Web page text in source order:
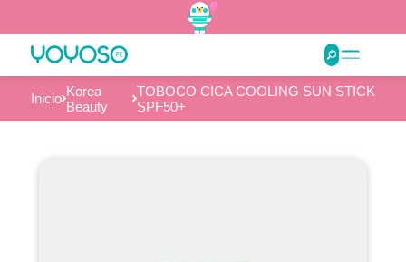
Inicio Korea
Beauty
TOBOCO CICA COOLING SUN STICK
SPF50+